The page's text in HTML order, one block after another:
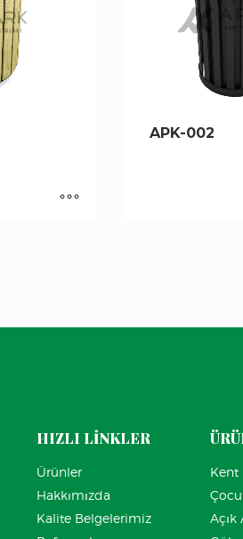
APK-002
HIZLI LİNKLER
Ürünler
Hakkımızda
Kalite Belgelerimiz
Kent
Açık